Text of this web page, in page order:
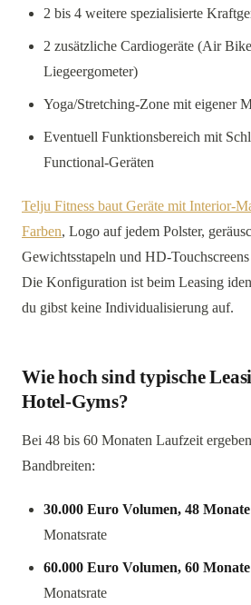
2 bis 4 weitere spezialisierte
2 zusätzliche Cardiogeräte (Air
Liegeergometer)
Yoga/Stretching-Zone mit eigener
Eventuell Funktionsbereich mit
Functional-Geräten
Telju Fitness baut Geräte mit Interior-
Farben, Logo auf jedem Polster,
Gewichtsstapeln und HD-
Die Konfiguration ist beim Leasing
du gibst keine Individualisierung auf.
Wie hoch sind typische
Hotel-Gyms?
Bei 48 bis 60 Monaten Laufzeit
Bandbreiten:
30.000 Euro Volumen, 48
Monatsrate
60.000 Euro Volumen, 60
Monatsrate